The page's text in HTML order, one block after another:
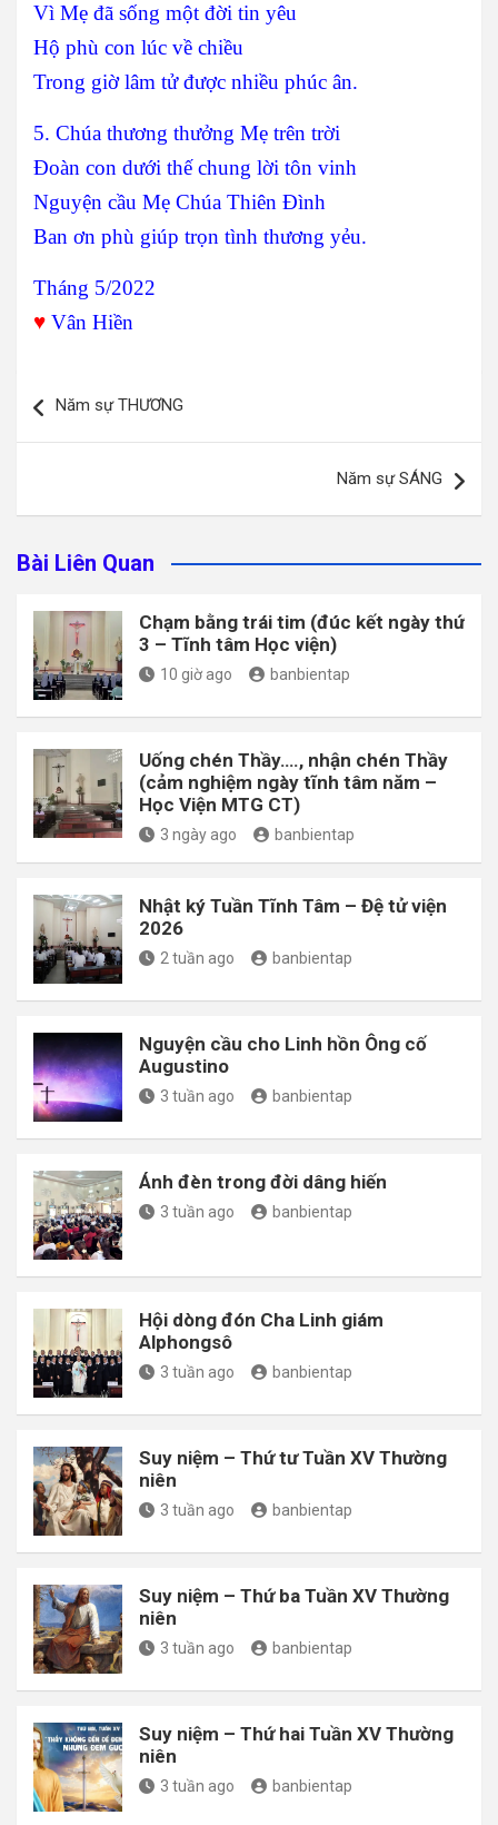
Vì Mẹ đã sống một đời tin yêu
Hộ phù con lúc về chiều
Trong giờ lâm tử được nhiều phúc ân.
5. Chúa thương thưởng Mẹ trên trời
Đoàn con dưới thế chung lời tôn vinh
Nguyện cầu Mẹ Chúa Thiên Đình
Ban ơn phù giúp trọn tình thương yẻu.
Tháng 5/2022
♥ Vân Hiền
hướng
Năm sự THƯƠNG
Năm sự SÁNG
Bài Liên Quan
Chạm bằng trái tim (đúc kết ngày thứ
3 – Tĩnh tâm Học viện)
10 giờ ago banbientap
Uống chén Thầy…., nhận chén Thầy
(cảm nghiệm ngày tĩnh tâm năm –
Học Viện MTG CT)
3 ngày ago banbientap
Nhật ký Tuần Tĩnh Tâm – Đệ tử viện
2026
2 tuần ago banbientap
Nguyện cầu cho Linh hồn Ông cố
Augustino
3 tuần ago banbientap
Ánh đèn trong đời dâng hiến
3 tuần ago banbientap
Hội dòng đón Cha Linh giám
Alphongsô
3 tuần ago banbientap
Suy niệm – Thứ tư Tuần XV Thường
niên
3 tuần ago banbientap
Suy niệm – Thứ ba Tuần XV Thường
niên
3 tuần ago banbientap
Suy niệm – Thứ hai Tuần XV Thường
niên
3 tuần ago banbientap